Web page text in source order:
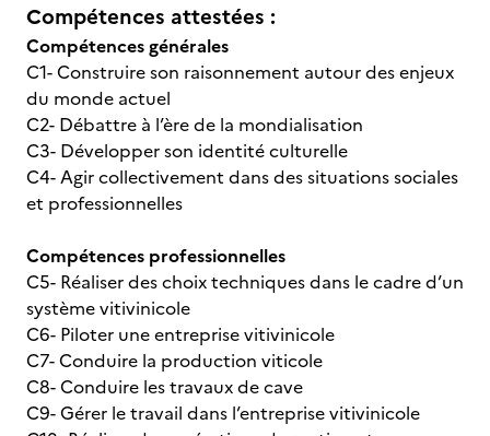
Compétences attestées :
Compétences générales
C1- Construire son raisonnement autour des enjeux
du monde actuel
C2- Débattre à l’ère de la mondialisation
C3- Développer son identité culturelle
C4- Agir collectivement dans des situations sociales
et professionnelles
Compétences professionnelles
C5- Réaliser des choix techniques dans le cadre d’un
système vitivinicole
C6- Piloter une entreprise vitivinicole
C7- Conduire la production viticole
C8- Conduire les travaux de cave
C9- Gérer le travail dans l’entreprise vitivinicole